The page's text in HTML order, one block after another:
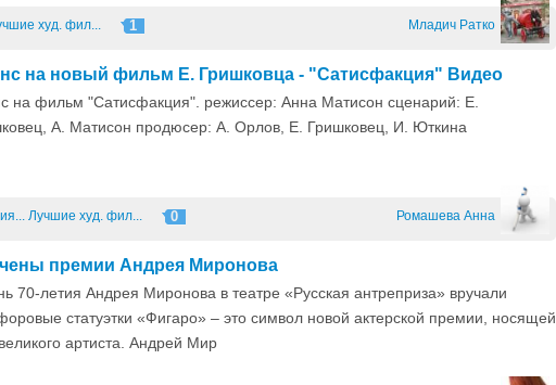
худ. фил... 1 Младич Ратко
на новый фильм Е. Гришковца - "Сатисфакция" Видео
на фильм "Сатисфакция". режиссер: Анна Матисон сценарий: Е.
А. Матисон продюсер: А. Орлов, Е. Гришковец, И. Юткина
Лучшие худ. фил... 0 Ромашева Анна
премии Андрея Миронова
70-летия Андрея Миронова в театре «Русская антреприза» вручали
статуэтки «Фигаро» – это символ новой актерской премии, носящей
артиста. Андрей Мир